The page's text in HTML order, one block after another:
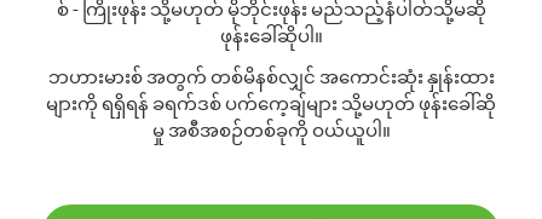
စ် - ကြိုးဖုန်း သို့မဟုတ် မိုဘိုင်းဖုန်း မည်သည့်နံပါတ်သို့မဆို
ဖုန်းခေါ်ဆိုပါ။
ဘဟားမားစ် အတွက် တစ်မိနစ်လျှင် အကောင်းဆုံး နှုန်းထား
များကို ရရှိရန် ခရက်ဒစ် ပက်ကေ့ချ်များ သို့မဟုတ် ဖုန်းခေါ်ဆို
မှု အစီအစဉ်တစ်ခုကို ဝယ်ယူပါ။